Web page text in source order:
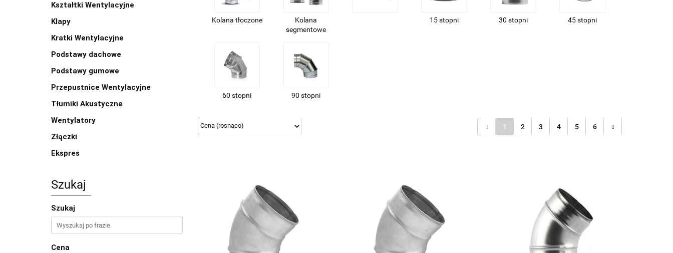
Kształtki Wentylacyjne
Klapy
Kratki Wentylacyjne
Podstawy dachowe
Podstawy gumowe
Przepustnice Wentylacyjne
Tłumiki Akustyczne
Wentylatory
Złączki
Ekspres
Szukaj
Szukaj
Cena
Kolana tłoczone
Kolana
segmentowe
15 stopni 30 stopni 45 stopni
60 stopni 90 stopni
1 2 3 4 5 6